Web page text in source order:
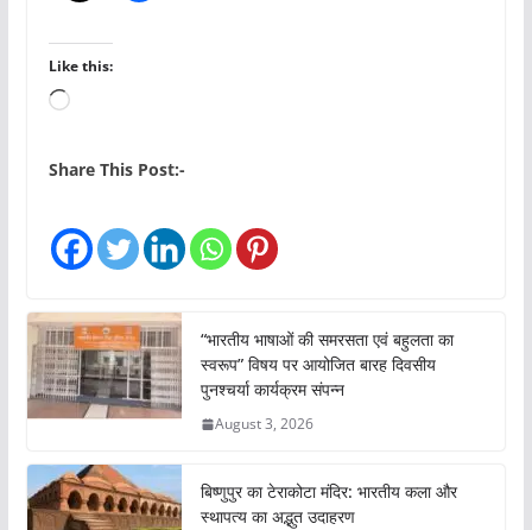
Like this:
L
a
n
…
Share This Post:-
“भारतीय भाषाओं की समरसता एवं बहुलता का
स्वरूप” विषय पर आयोजित बारह दिवसीय
पुनश्चर्या कार्यक्रम संपन्न
August 3, 2026
बिष्णुपुर का टेराकोटा मंदिर: भारतीय कला और
स्थापत्य का अद्भुत उदाहरण